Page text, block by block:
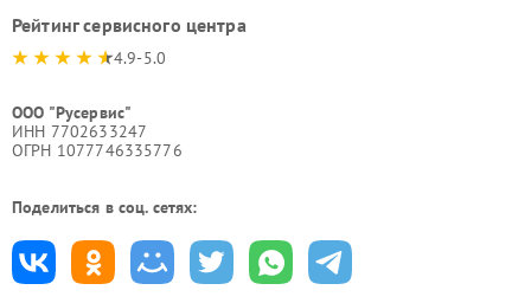
Рейтинг сервисного центра
4.9-5.0
ООО "Русервис"
ИНН 7702633247
ОГРН 1077746335776
Поделиться в соц. сетях: